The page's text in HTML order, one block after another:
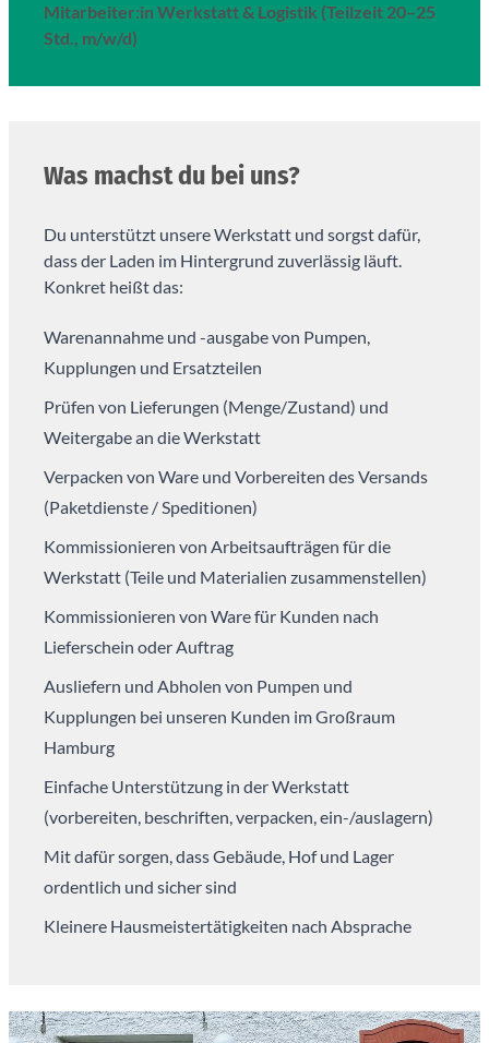
Mitarbeiter:in Werkstatt & Logistik (Teilzeit 20–25
Std., m/w/d)
Was machst du bei uns?
Du unterstützt unsere Werkstatt und sorgst dafür,
dass der Laden im Hintergrund zuverlässig läuft.
Konkret heißt das:
Warenannahme und -ausgabe von Pumpen,
Kupplungen und Ersatzteilen
Prüfen von Lieferungen (Menge/Zustand) und
Weitergabe an die Werkstatt
Verpacken von Ware und Vorbereiten des Versands
(Paketdienste / Speditionen)
Kommissionieren von Arbeitsaufträgen für die
Werkstatt (Teile und Materialien zusammenstellen)
Kommissionieren von Ware für Kunden nach
Lieferschein oder Auftrag
Ausliefern und Abholen von Pumpen und
Kupplungen bei unseren Kunden im Großraum
Hamburg
Einfache Unterstützung in der Werkstatt
(vorbereiten, beschriften, verpacken, ein-/auslagern)
Mit dafür sorgen, dass Gebäude, Hof und Lager
ordentlich und sicher sind
Kleinere Hausmeistertätigkeiten nach Absprache